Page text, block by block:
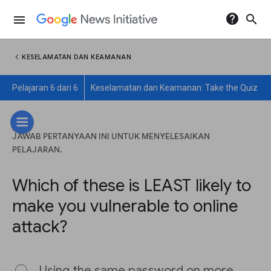
menu help search
chevron_left KESELAMATAN DAN KEAMANAN
Pelajaran 6 dari 6 Keselamatan dan Keamanan: Take the Quiz
JAWAB PERTANYAAN INI UNTUK MENYELESAIKAN
PELAJARAN.
Which of these is LEAST likely to
make you vulnerable to online
attack?